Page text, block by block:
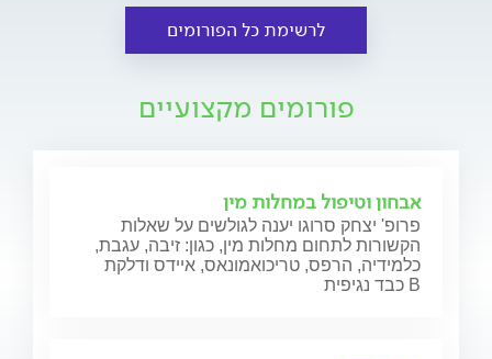
לרשימת כל הפורומים
פורומים מקצועיים
אבחון וטיפול במחלות מין
פרופ' יצחק סרוגו יענה לגולשים על שאלות
הקשורות לתחום מחלות מין, כגון: זיבה, עגבת,
כלמידיה, הרפס, טריכואמונאס, איידס ודלקת
כבד נגיפית B